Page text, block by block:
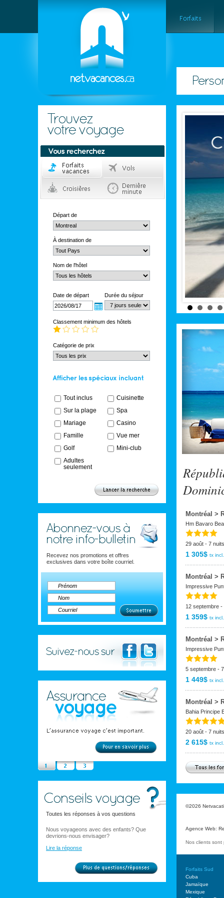
Départ de
À destination de
Nom de l'hôtel
Date de départ Durée du séjour
Classement minimum des hôtels
Catégorie de prix
Tout inclus
Cuisinette
Sur la plage
Spa
Mariage
Casino
Famille
Vue mer
Golf
Mini-club
Adultes
seulement
Recevez nos promotions et offres
exclusives dans votre boîte courriel.
Toutes les réponses à vos questions
Nous voyageons avec des enfants? Que
devrions-nous envisager?
Lire la réponse
Montréal >
Hm Bavaro
29 août - 7 nuits
1 305$ tx incl.
Montréal >
Impressive
12 septembre
1 359$ tx incl.
Montréal >
Impressive
5 septembre -
1 449$ tx incl.
Montréal >
Bahia Principe
20 août - 7
2 615$ tx incl.
©2026
Agence Web:
Nos clients sont
Forfaits Sud
Cuba
Jamaïque
Mexique